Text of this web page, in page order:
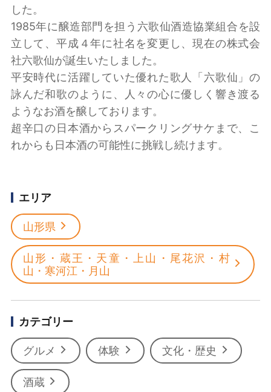
した。
1985年に醸造部門を担う六歌仙酒造協業組合を設
立して、平成４年に社名を変更し、現在の株式会
社六歌仙が誕生いたしました。
平安時代に活躍していた優れた歌人「六歌仙」の
詠んだ和歌のように、人々の心に優しく響き渡る
ようなお酒を醸しております。
超辛口の日本酒からスパークリングサケまで、こ
れからも日本酒の可能性に挑戦し続けます。
エリア
山形県
山形・蔵王・天童・上山・尾花沢・村
山・寒河江・月山
カテゴリー
グルメ 体験 文化・歴史
酒蔵